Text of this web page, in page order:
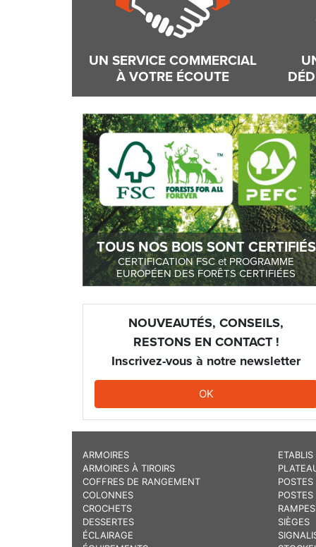
UN SERVICE COMMERCIAL
À VOTRE ÉCOUTE
TOUS NOS BOIS SONT CERTIFIÉS
CERTIFICATION FSC et PROGRAMME
EUROPÉEN DES FORÊTS CERTIFIÉES
NOUVEAUTÉS, CONSEILS,
RESTONS EN CONTACT !
Inscrivez-vous à notre newsletter
OK
ARMOIRES
ARMOIRES À TIROIRS
COFFRES DE RANGEMENT
COLONNES
CROCHETS
DESSERTES
ÉCLAIRAGE
SIÈGES